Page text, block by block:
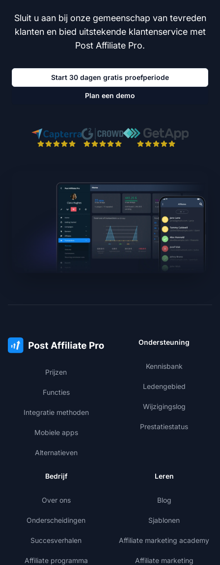
Sluit u aan bij onze gemeenschap van tevreden
klanten en bied uitstekende klantenservice met
Post Affiliate Pro.
Start 30 dagen gratis proefperiode
Plan een demo
Prijzen
Functies
Integratie methoden
Mobiele apps
Alternatieven
Ondersteuning
Kennisbank
Ledengebied
Wijzigingslog
Prestatiestatus
Bedrijf
Over ons
Onderscheidingen
Succesverhalen
Affiliate programma
Leren
Blog
Sjablonen
Affiliate marketing academy
Affiliate marketing